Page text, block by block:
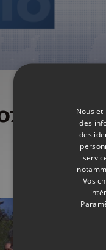
04/
Nous
des
des
Vos